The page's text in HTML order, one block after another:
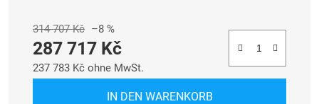
314 707 Kč –8 %
287 717 Kč
237 783 Kč ohne MwSt.
IN DEN WARENKORB